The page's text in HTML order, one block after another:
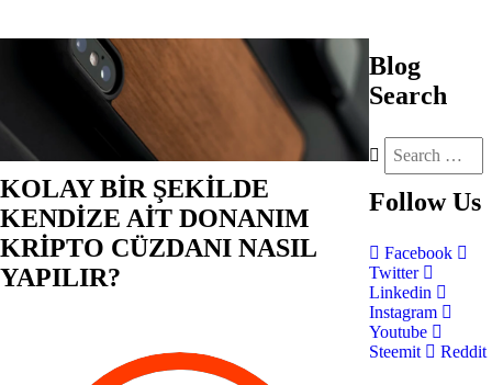
KOLAY BİR ŞEKİLDE
KENDİZE AİT DONANIM
KRİPTO CÜZDANI NASIL
YAPILIR?
Blog
Search
Follow Us
Facebook
Twitter
Linkedin
Instagram
Youtube
Steemit
Reddit